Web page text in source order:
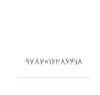
9782016286418